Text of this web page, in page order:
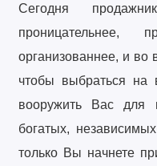
Сегодня
проницательнее,
организованнее, и во
чтобы выбраться на
вооружить Вас для
богатых,
только Вы начнете